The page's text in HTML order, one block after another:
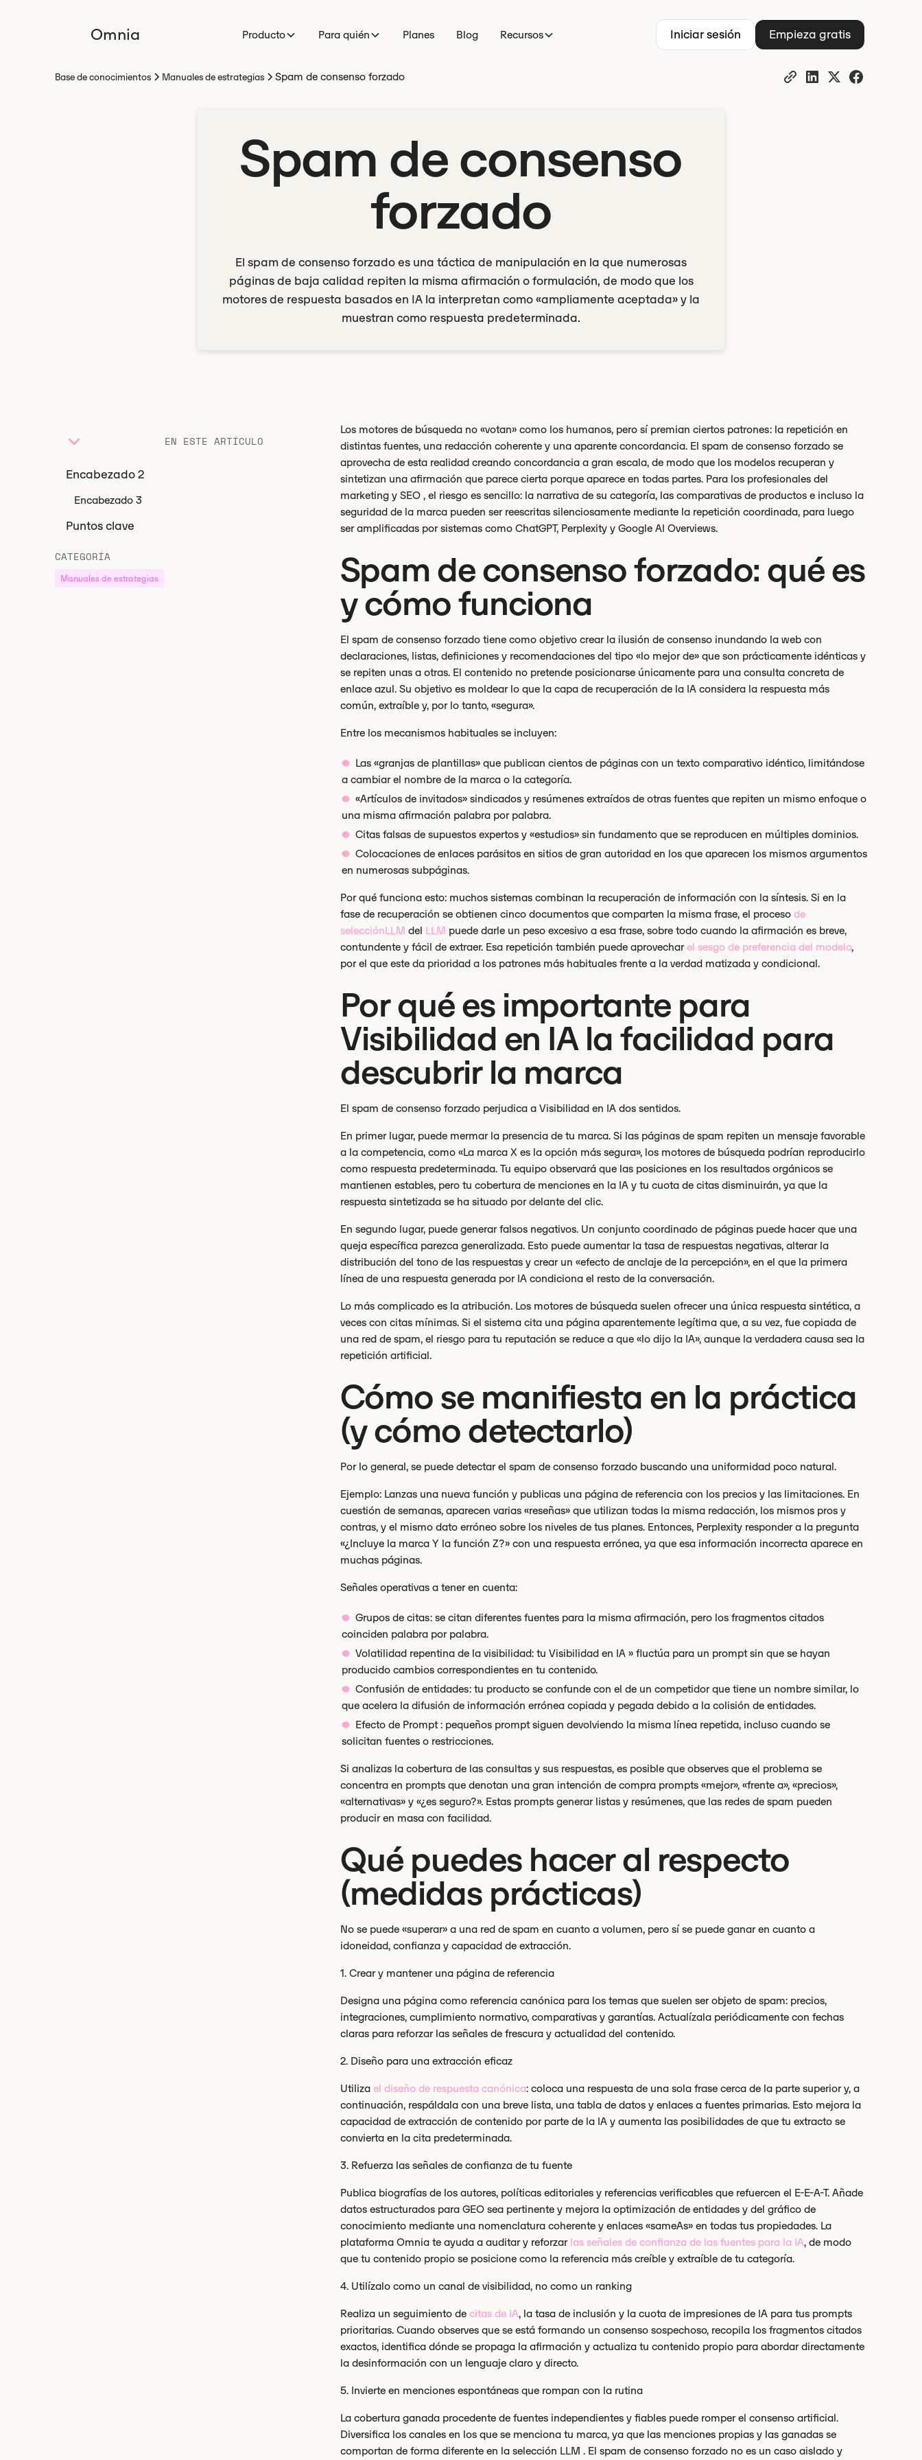
Omnia Producto Para quién Planes Blog Recursos Iniciar sesión Empieza gratis
Base de conocimientos Manuales de estrategias Spam de consenso forzado
Spam de consenso
forzado
El spam de consenso forzado es una táctica de manipulación en la que numerosas
páginas de baja calidad repiten la misma afirmación o formulación, de modo que los
motores de respuesta basados en IA la interpretan como «ampliamente aceptada» y la
muestran como respuesta predeterminada.
EN ESTE ARTÍCULO
Encabezado 2
Encabezado 3
Puntos clave
CATEGORÍA
Manuales de estrategias
Los motores de búsqueda no «votan» como los humanos, pero sí premian ciertos patrones: la repetición en
distintas fuentes, una redacción coherente y una aparente concordancia. El spam de consenso forzado se
aprovecha de esta realidad creando concordancia a gran escala, de modo que los modelos recuperan y
sintetizan una afirmación que parece cierta porque aparece en todas partes. Para los profesionales del
marketing y SEO , el riesgo es sencillo: la narrativa de su categoría, las comparativas de productos e incluso la
seguridad de la marca pueden ser reescritas silenciosamente mediante la repetición coordinada, para luego
ser amplificadas por sistemas como ChatGPT, Perplexity y Google AI Overviews.
Spam de consenso forzado: qué es
y cómo funciona
El spam de consenso forzado tiene como objetivo crear la ilusión de consenso inundando la web con
declaraciones, listas, definiciones y recomendaciones del tipo «lo mejor de» que son prácticamente idénticas y
se repiten unas a otras. El contenido no pretende posicionarse únicamente para una consulta concreta de
enlace azul. Su objetivo es moldear lo que la capa de recuperación de la IA considera la respuesta más
común, extraíble y, por lo tanto, «segura».
Entre los mecanismos habituales se incluyen:
Las «granjas de plantillas» que publican cientos de páginas con un texto comparativo idéntico, limitándose
a cambiar el nombre de la marca o la categoría.
«Artículos de invitados» sindicados y resúmenes extraídos de otras fuentes que repiten un mismo enfoque o
una misma afirmación palabra por palabra.
Citas falsas de supuestos expertos y «estudios» sin fundamento que se reproducen en múltiples dominios.
Colocaciones de enlaces parásitos en sitios de gran autoridad en los que aparecen los mismos argumentos
en numerosas subpáginas.
Por qué funciona esto: muchos sistemas combinan la recuperación de información con la síntesis. Si en la
fase de recuperación se obtienen cinco documentos que comparten la misma frase, el proceso de
selecciónLLM del LLM puede darle un peso excesivo a esa frase, sobre todo cuando la afirmación es breve,
contundente y fácil de extraer. Esa repetición también puede aprovecharel sesgo de preferencia del modelo,
por el que este da prioridad a los patrones más habituales frente a la verdad matizada y condicional.
Por qué es importante para
Visibilidad en IA la facilidad para
descubrir la marca
El spam de consenso forzado perjudica a Visibilidad en IA dos sentidos.
En primer lugar, puede mermar la presencia de tu marca. Si las páginas de spam repiten un mensaje favorable
a la competencia, como «La marca X es la opción más segura», los motores de búsqueda podrían reproducirlo
como respuesta predeterminada. Tu equipo observará que las posiciones en los resultados orgánicos se
mantienen estables, pero tu cobertura de menciones en la IA y tu cuota de citas disminuirán, ya que la
respuesta sintetizada se ha situado por delante del clic.
En segundo lugar, puede generar falsos negativos. Un conjunto coordinado de páginas puede hacer que una
queja específica parezca generalizada. Esto puede aumentar la tasa de respuestas negativas, alterar la
distribución del tono de las respuestas y crear un «efecto de anclaje de la percepción», en el que la primera
línea de una respuesta generada por IA condiciona el resto de la conversación.
Lo más complicado es la atribución. Los motores de búsqueda suelen ofrecer una única respuesta sintética, a
veces con citas mínimas. Si el sistema cita una página aparentemente legítima que, a su vez, fue copiada de
una red de spam, el riesgo para tu reputación se reduce a que «lo dijo la IA», aunque la verdadera causa sea la
repetición artificial.
Cómo se manifiesta en la práctica
(y cómo detectarlo)
Por lo general, se puede detectar el spam de consenso forzado buscando una uniformidad poco natural.
Ejemplo: Lanzas una nueva función y publicas una página de referencia con los precios y las limitaciones. En
cuestión de semanas, aparecen varias «reseñas» que utilizan todas la misma redacción, los mismos pros y
contras, y el mismo dato erróneo sobre los niveles de tus planes. Entonces, Perplexity responder a la pregunta
«¿Incluye la marca Y la función Z?» con una respuesta errónea, ya que esa información incorrecta aparece en
muchas páginas.
Señales operativas a tener en cuenta:
Grupos de citas: se citan diferentes fuentes para la misma afirmación, pero los fragmentos citados
coinciden palabra por palabra.
Volatilidad repentina de la visibilidad: tu Visibilidad en IA » fluctúa para un prompt sin que se hayan
producido cambios correspondientes en tu contenido.
Confusión de entidades: tu producto se confunde con el de un competidor que tiene un nombre similar, lo
que acelera la difusión de información errónea copiada y pegada debido a la colisión de entidades.
Efecto de Prompt : pequeños prompt siguen devolviendo la misma línea repetida, incluso cuando se
solicitan fuentes o restricciones.
Si analizas la cobertura de las consultas y sus respuestas, es posible que observes que el problema se
concentra en prompts que denotan una gran intención de compra prompts «mejor», «frente a», «precios»,
«alternativas» y «¿es seguro?». Estas prompts generar listas y resúmenes, que las redes de spam pueden
producir en masa con facilidad.
Qué puedes hacer al respecto
(medidas prácticas)
No se puede «superar» a una red de spam en cuanto a volumen, pero sí se puede ganar en cuanto a
idoneidad, confianza y capacidad de extracción.
1. Crear y mantener una página de referencia
Designa una página como referencia canónica para los temas que suelen ser objeto de spam: precios,
integraciones, cumplimiento normativo, comparativas y garantías. Actualízala periódicamente con fechas
claras para reforzar las señales de frescura y actualidad del contenido.
2. Diseño para una extracción eficaz
Utiliza el diseño de respuesta canónica: coloca una respuesta de una sola frase cerca de la parte superior y, a
continuación, respáldala con una breve lista, una tabla de datos y enlaces a fuentes primarias. Esto mejora la
capacidad de extracción de contenido por parte de la IA y aumenta las posibilidades de que tu extracto se
convierta en la cita predeterminada.
3. Refuerza las señales de confianza de tu fuente
Publica biografías de los autores, políticas editoriales y referencias verificables que refuercen el E-E-A-T. Añade
datos estructurados para GEO sea pertinente y mejora la optimización de entidades y del gráfico de
conocimiento mediante una nomenclatura coherente y enlaces «sameAs» en todas tus propiedades. La
plataforma Omnia te ayuda a auditar y reforzar las señales de confianza de las fuentes para la IA, de modo
que tu contenido propio se posicione como la referencia más creíble y extraíble de tu categoría.
4. Utilízalo como un canal de visibilidad, no como un ranking
Realiza un seguimiento de citas de IA, la tasa de inclusión y la cuota de impresiones de IA para tus prompts
prioritarias. Cuando observes que se está formando un consenso sospechoso, recopila los fragmentos citados
exactos, identifica dónde se propaga la afirmación y actualiza tu contenido propio para abordar directamente
la desinformación con un lenguaje claro y directo.
5. Invierte en menciones espontáneas que rompan con la rutina
La cobertura ganada procedente de fuentes independientes y fiables puede romper el consenso artificial.
Diversifica los canales en los que se menciona tu marca, ya que las menciones propias y las ganadas se
comportan de forma diferente en la selección LLM . El spam de consenso forzado no es un caso aislado y